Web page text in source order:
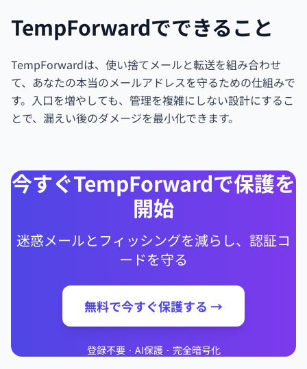
TempForwardでできること
TempForwardは、使い捨てメールと転送を組み合わせ
て、あなたの本当のメールアドレスを守るための仕組みで
す。入口を増やしても、管理を複雑にしない設計にするこ
とで、漏えい後のダメージを最小化できます。
今すぐTempForwardで保護を
開始
迷惑メールとフィッシングを減らし、認証コ
ードを守る
無料で今すぐ保護する →
登録不要 · AI保護 · 完全暗号化